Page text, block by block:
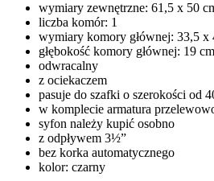
wymiary zewnętrzne: 61,5 x 50
liczba komór: 1
wymiary komory głównej: 33,5 x
głębokość komory głównej: 19 cm
odwracalny
z ociekaczem
pasuje do szafki o szerokości od
w komplecie armatura
syfon należy kupić osobno
z odpływem 3½”
bez korka automatycznego
kolor: czarny